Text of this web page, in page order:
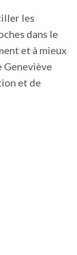
les
dans le
et à mieux
Geneviève
et de